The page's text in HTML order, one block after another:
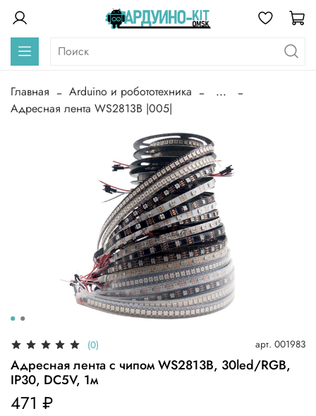
Главная Arduino и робототехника
...
Адресная лента WS2813B |005|
(0) арт. 001983
Адресная лента с чипом WS2813B, 30led/RGB,
IP30, DC5V, 1м
471 ₽